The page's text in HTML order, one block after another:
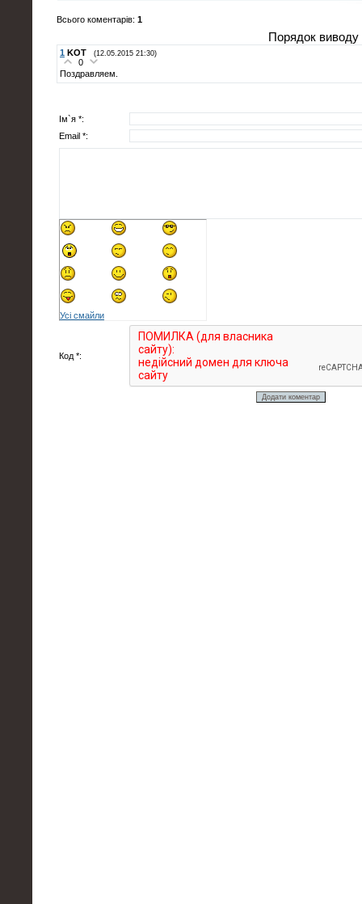
Всього коментарів: 1
Порядок виводу
1 KOT (12.05.2015 21:30)
0
Поздравляем.
Ім`я *:
Email *:
Усі смайли
Код *: